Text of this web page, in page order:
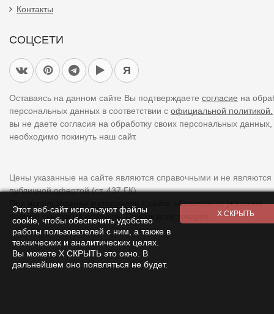
Контакты
СОЦСЕТИ
Я
Оставаясь на данном сайте Вы подтверждаете согласие на
персональных данных в соответствии с официальной политикой.
вы не даете согласия на обработку своих персональных
необходимо покинуть наш сайт.
Цены указанные на сайте являются справочными и не являются
публичной офертой (ст. 437 ГК).
с сайта обязательно указание
прямой ссылки на источник.
Список всех товаров
Этот веб-сайт используют файлы
cookie, чтобы обеспечить удобство
работы пользователей с ним, а также в
технических и аналитических целях.
Вы можете Х СКРЫТЬ это окно. В
дальнейшем оно появляться не будет.